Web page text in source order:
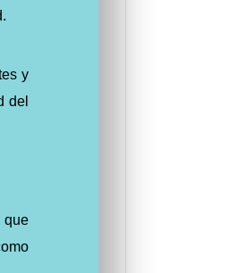
y
del
que